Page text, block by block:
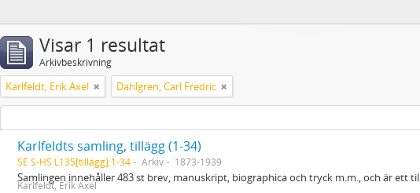
Visar 1 resultat
Arkivbeskrivning
Karlfeldt, Erik Axel Dahlgren, Carl Fredric
Karlfeldts samling, tillägg (1-34)
SE S-HS L135[tillägg]:1-34 Arkiv 1873-1939
Samlingen innehåller 483 st brev, manuskript, biographica och tryck m.m., och är ett
Karlfeldt, Erik Axel